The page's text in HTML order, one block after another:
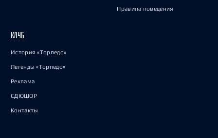
Правила поведения
КЛУБ
История «Торпедо»
Легенды «Торпедо»
Реклама
СДЮШОР
Контакты